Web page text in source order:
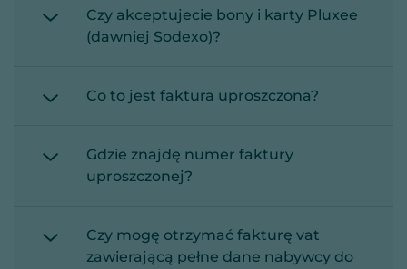
Czy akceptujecie bony i karty Pluxee
(dawniej Sodexo)?
Co to jest faktura uproszczona?
Gdzie znajdę numer faktury
uproszczonej?
Czy mogę otrzymać fakturę vat
zawierającą pełne dane nabywcy do